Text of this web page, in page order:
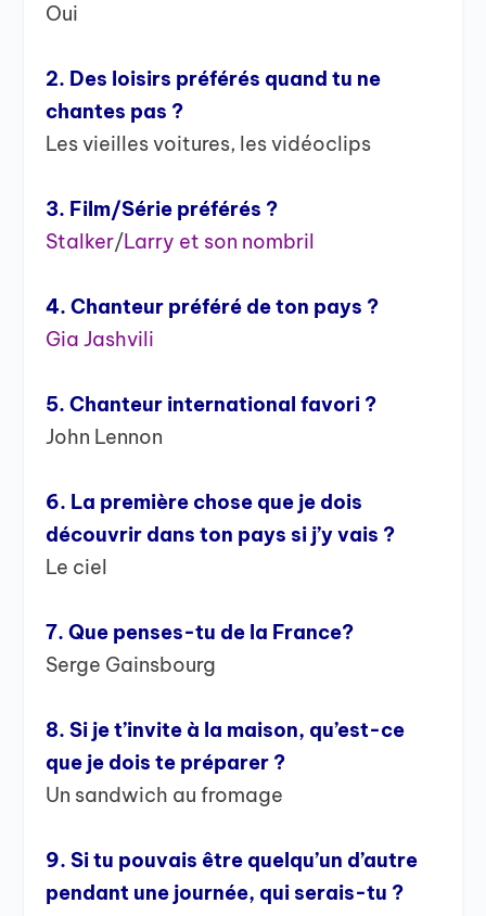
Oui
2. Des loisirs préférés quand tu ne
chantes pas ?
Les vieilles voitures, les vidéoclips
3. Film/Série préférés ?
Stalker/Larry et son nombril
4. Chanteur préféré de ton pays ?
Gia Jashvili
5. Chanteur international favori ?
John Lennon
6. La première chose que je dois
découvrir dans ton pays si j’y vais ?
Le ciel
7. Que penses-tu de la France?
Serge Gainsbourg
8. Si je t’invite à la maison, qu’est-ce
que je dois te préparer ?
Un sandwich au fromage
9. Si tu pouvais être quelqu’un d’autre
pendant une journée, qui serais-tu ?